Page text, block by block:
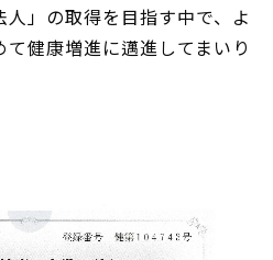
」の取得を目指す中で、よ
健康増進に邁進してまいり